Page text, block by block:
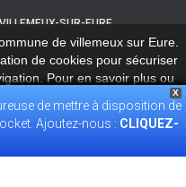
de villemeux sur Eure.
de cookies pour sécuriser
Pour en savoir plus ou
SUR-EURE
X
de mettre à disposition de
Ajoutez-nous : CLIQUEZ-